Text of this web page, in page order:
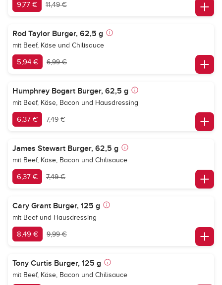
9,77 € 11,49 €
Rod Taylor Burger, 62,5 g
mit Beef, Käse und Chilisauce
5,94 € 6,99 €
Humphrey Bogart Burger, 62,5 g
mit Beef, Käse, Bacon und Hausdressing
6,37 € 7,49 €
James Stewart Burger, 62,5 g
mit Beef, Käse, Bacon und Chilisauce
6,37 € 7,49 €
Cary Grant Burger, 125 g
mit Beef und Hausdressing
8,49 € 9,99 €
Tony Curtis Burger, 125 g
mit Beef, Käse, Bacon und Chilisauce